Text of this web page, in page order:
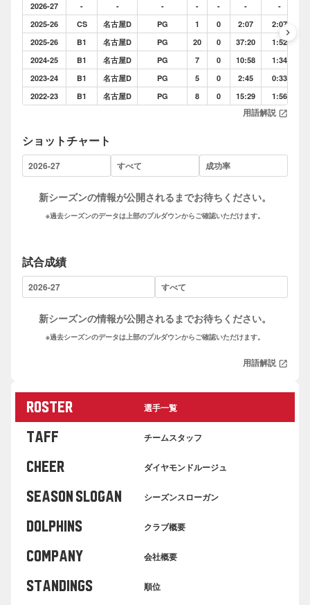
2026-27
- - - - - -
-
2025-26
CS 名古屋D PG 1 0 2:07 2:07
2025-26
B1 名古屋D PG 20 0 37:20 1:52
2024-25
B1 名古屋D PG 7 0 10:58 1:34
2023-24
B1 名古屋D PG 5 0 2:45 0:33
2022-23
B1 名古屋D PG 8 0 15:29 1:56
keyboard_arrow_right
用語解説 open_in_new
ショットチャート
新シーズンの情報が公開されるまでお待ちください。
※過去シーズンのデータは上部のプルダウンからご確認いただけます。
試合成績
新シーズンの情報が公開されるまでお待ちください。
※過去シーズンのデータは上部のプルダウンからご確認いただけます。
用語解説 open_in_new
ROSTER 選手一覧
TAFF チームスタッフ
cheer ダイヤモンドルージュ
SEASON SLOGAN シーズンスローガン
DOLPHINS クラブ概要
COMPANY 会社概要
standings 順位